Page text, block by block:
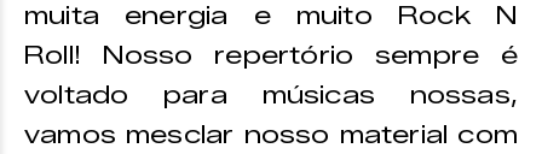
muita energia e muito Rock N
Roll! Nosso repertório sempre é
voltado para músicas nossas,
vamos mesclar nosso material com